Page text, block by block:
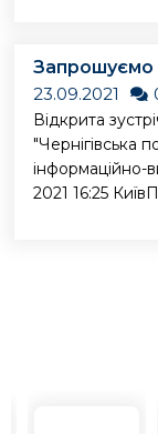
Запрошуємо
23.09.2021
Відкрита
"Чернігівська
інформаційно-
2021 16:25